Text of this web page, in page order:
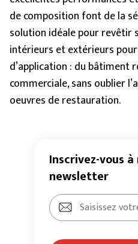
de composition font de la
solution idéale pour revêtir
intérieurs et extérieurs
d’application : du bâtiment
commerciale, sans oublier
oeuvres de restauration.
Inscrivez-vous
newsletter